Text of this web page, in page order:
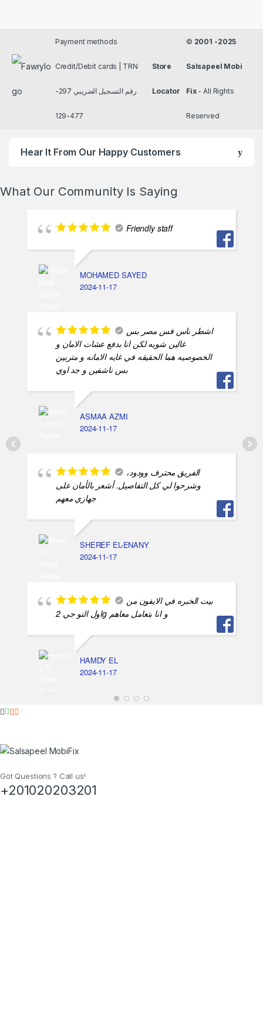
Payment methods
Credit/Debit cards | TRN
رقم التسجيل الضريبي 297-
477-129
Store
Locator
© 2001 -2025
Salsapeel Mobi
Fix- All Rights
Reserved
Hear It From Our Happy Customers
What Our Community Is Saying
Friendly staff
MOHAMED SAYED
2024-11-17
اشطر ناس فس مصر بس
غالين شويه لكن انا بدفع عشات الامان و
الخصوصيه هما الحقيقه في غايه الامانه و متربين
بس ناشفين و جد اوي
ASMAA AZMI
2024-11-17
الفريق محترف وودود،
وشرحوا لي كل التفاصيل. أشعر بالأمان على
جهازي معهم
SHEREF EL-ENANY
2024-11-17
بيت الخبره في الايفون من
اول التو جي 2g و انا بتعامل معاهم
HAMDY EL
2024-11-17
Got Questions ? Call us!
+201020203201